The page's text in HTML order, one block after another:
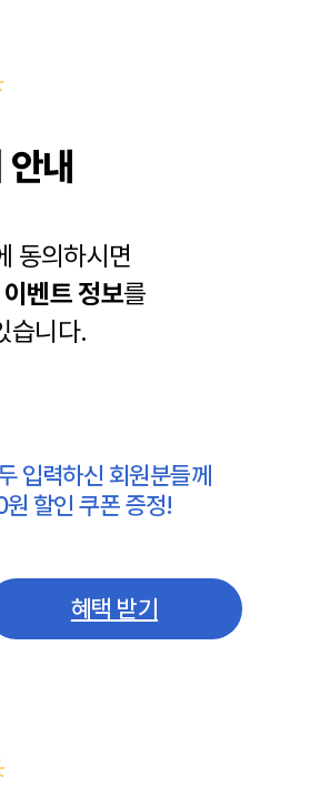
내
동의하시면
이벤트 정보를
습니다.
입력하신 회원분들께
할인 쿠폰 증정!
혜택 받기